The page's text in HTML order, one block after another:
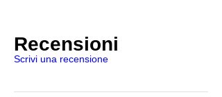
Recensioni
Scrivi una recensione